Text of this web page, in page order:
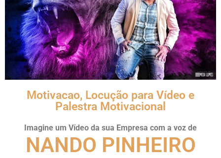
Motivacao, Locução para Vídeo e
Palestra Motivacional
Imagine um Vídeo da sua Empresa com a voz de
NANDO PINHEIRO